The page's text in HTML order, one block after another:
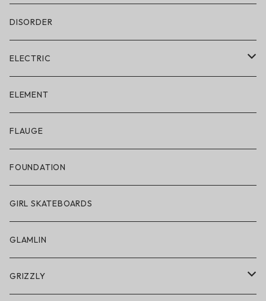
DISORDER
ELECTRIC
ELECTRIC × ON THE ROAM
アパレル
帽子
サングラス
スノーゴーグル
アクセサリー・小物
ELEMENT
FLAUGE
FOUNDATION
GIRL SKATEBOARDS
GLAMLIN
GRIZZLY